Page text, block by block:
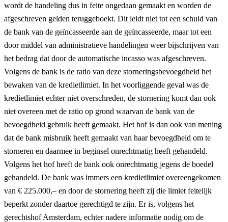
wordt de handeling dus in feite ongedaan gemaakt en worden de
afgeschreven gelden teruggeboekt. Dit leidt niet tot een schuld van
de bank van de geïncasseerde aan de geïncasseerde, maar tot een
door middel van administratieve handelingen weer bijschrijven van
het bedrag dat door de automatische incasso was afgeschreven.
Volgens de bank is de ratio van deze storneringsbevoegdheid het
bewaken van de kredietlimiet. In het voorliggende geval was de
kredietlimiet echter niet overschreden, de stornering komt dan ook
niet overeen met de ratio op grond waarvan de bank van de
bevoegdheid gebruik heeft gemaakt. Het hof is dan ook van mening
dat de bank misbruik heeft gemaakt van haar bevoegdheid om te
storneren en daarmee in beginsel onrechtmatig heeft gehandeld.
Volgens het hof heeft de bank ook onrechtmatig jegens de boedel
gehandeld. De bank was immers een kredietlimiet overeengekomen
van € 225.000,– en door de stornering heeft zij die limiet feitelijk
beperkt zonder daartoe gerechtigd te zijn. Er is, volgens het
gerechtshof Amsterdam, echter nadere informatie nodig om de